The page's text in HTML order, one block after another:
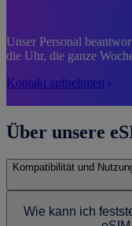
Unser Personal
die Uhr, die ganze
Kontakt aufnehmen
Über unsere
Kompatibilität und
Wie kann ich